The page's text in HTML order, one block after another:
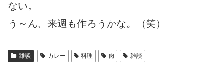
ない。
う～ん、来週も作ろうかな。（笑）
雑談 カレー 料理 肉 雑談